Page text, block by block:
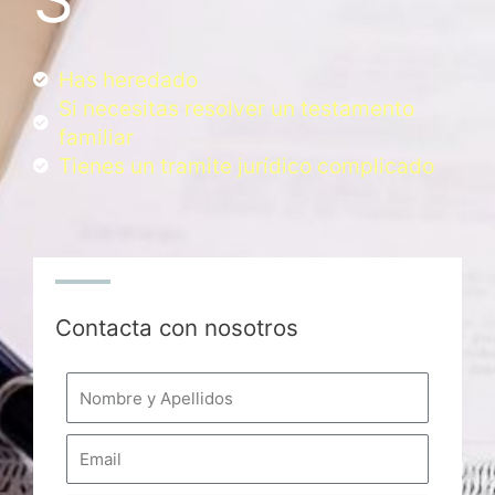
Has heredado
Si necesitas resolver un testamento
familiar
Tienes un tramite jurídico complicado
Contacta con nosotros
m